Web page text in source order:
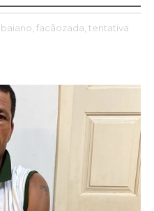
baiano, facãozada, tentativa